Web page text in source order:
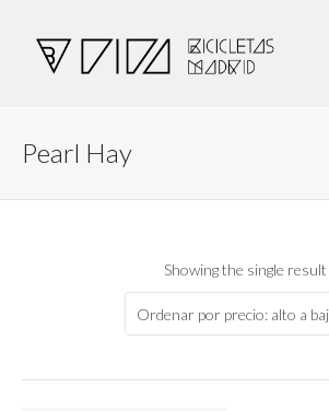
Pearl Hay
Showing the single result